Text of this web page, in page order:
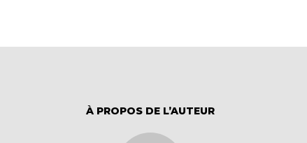
À PROPOS DE L’AUTEUR